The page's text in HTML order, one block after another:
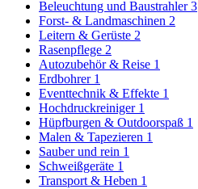
Beleuchtung und Baustrahler 3
Forst- & Landmaschinen 2
Leitern & Gerüste 2
Rasenpflege 2
Autozubehör & Reise 1
Erdbohrer 1
Eventtechnik & Effekte 1
Hochdruckreiniger 1
Hüpfburgen & Outdoorspaß 1
Malen & Tapezieren 1
Sauber und rein 1
Schweißgeräte 1
Transport & Heben 1